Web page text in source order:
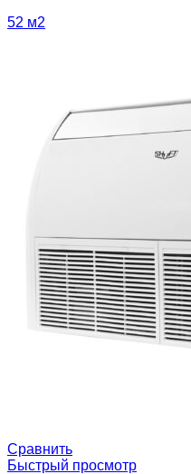
52 м2
Сравнить
Быстрый просмотр